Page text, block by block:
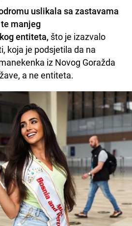
uslikala sa zastavama
manjeg
entiteta, što je izazvalo
koja je podsjetila da na
iz Novog Goražda
a ne entiteta.